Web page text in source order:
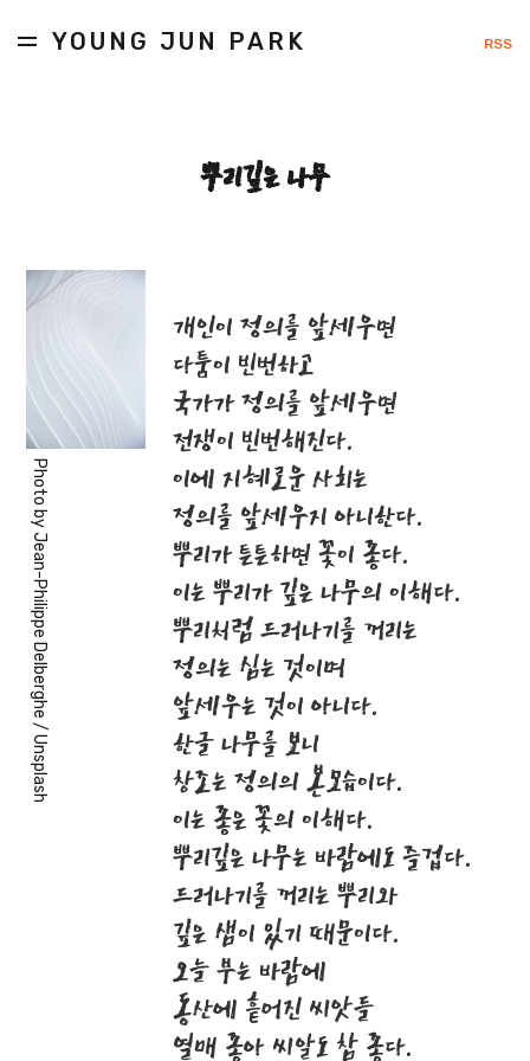
YOUNG JUN PARK RSS
뿌리깊은 나무
Photo by
Jean-Philippe Delberghe
/
Unsplash
개인이 정의를 앞세우면
다툼이 빈번하고
국가가 정의를 앞세우면
전쟁이 빈번해진다.
이에 지혜로운 사회는
정의를 앞세우지 아니한다.
뿌리가 튼튼하면 꽃이 좋다.
이는 뿌리가 깊은 나무의 이해다.
뿌리처럼 드러나기를 꺼리는
정의는 심는 것이며
앞세우는 것이 아니다.
한글 나무를 보니
창조는 정의의 본모습이다.
이는 좋은 꽃의 이해다.
뿌리깊은 나무는 바람에도 즐겁다.
드러나기를 꺼리는 뿌리와
깊은 샘이 있기 때문이다.
오늘 부는 바람에
동산에 흩어진 씨앗들
열매 좋아 씨알도 참 좋다.